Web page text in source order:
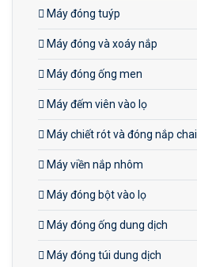
Máy đóng tuýp
Máy đóng và xoáy nắp
Máy đóng ống men
Máy đếm viên vào lọ
Máy chiết rót và đóng nắp chai
Máy viền nắp nhôm
Máy đóng bột vào lọ
Máy đóng ống dung dịch
Máy đóng túi dung dịch